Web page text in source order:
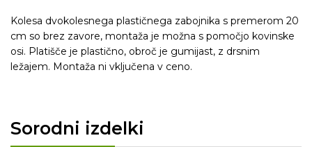
Kolesa dvokolesnega plastičnega zabojnika s premerom 20
cm so brez zavore, montaža je možna s pomočjo kovinske
osi. Platišče je plastično, obroč je gumijast, z drsnim
ležajem. Montaža ni vključena v ceno.
Sorodni izdelki